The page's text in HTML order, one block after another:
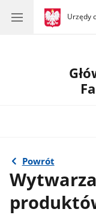
gov.pl
Urzędy
gov.pl
Urzędy
Powrót